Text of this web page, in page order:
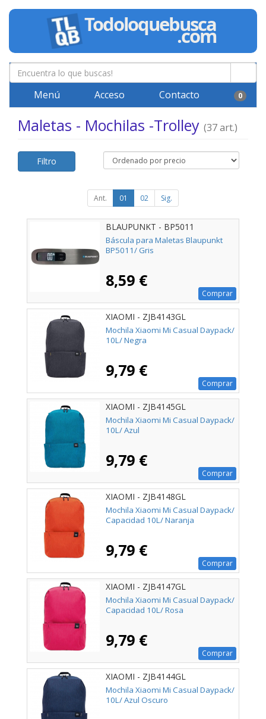
Menú Acceso Contacto 0
Maletas - Mochilas -Trolley (37 art.)
Filtro
Ant. 01 02 Sig.
BLAUPUNKT - BP5011
Báscula para Maletas Blaupunkt
BP5011/ Gris
8,59 €
Comprar
XIAOMI - ZJB4143GL
Mochila Xiaomi Mi Casual Daypack/
10L/ Negra
9,79 €
Comprar
XIAOMI - ZJB4145GL
Mochila Xiaomi Mi Casual Daypack/
10L/ Azul
9,79 €
Comprar
XIAOMI - ZJB4148GL
Mochila Xiaomi Mi Casual Daypack/
Capacidad 10L/ Naranja
9,79 €
Comprar
XIAOMI - ZJB4147GL
Mochila Xiaomi Mi Casual Daypack/
Capacidad 10L/ Rosa
9,79 €
Comprar
XIAOMI - ZJB4144GL
Mochila Xiaomi Mi Casual Daypack/
10L/ Azul Oscuro